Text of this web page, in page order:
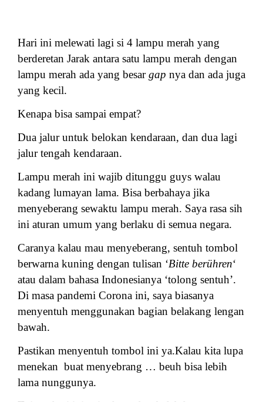
Hari ini melewati lagi si 4 lampu merah yang
berderetan Jarak antara satu lampu merah dengan
lampu merah ada yang besargap nya dan ada juga
yang kecil.
Kenapa bisa sampai empat?
Dua jalur untuk belokan kendaraan, dan dua lagi
jalur tengah kendaraan.
Lampu merah ini wajib ditunggu guys walau
kadang lumayan lama. Bisa berbahaya jika
menyeberang sewaktu lampu merah. Saya rasa sih
ini aturan umum yang berlaku di semua negara.
Caranya kalau mau menyeberang, sentuh tombol
berwarna kuning dengan tulisan ‘Bitte berühren‘
atau dalam bahasa Indonesianya ‘tolong sentuh’.
Di masa pandemi Corona ini, saya biasanya
menyentuh menggunakan bagian belakang lengan
bawah.
Pastikan menyentuh tombol ini ya.Kalau kita lupa
menekan buat menyebrang … beuh bisa lebih
lama nunggunya.